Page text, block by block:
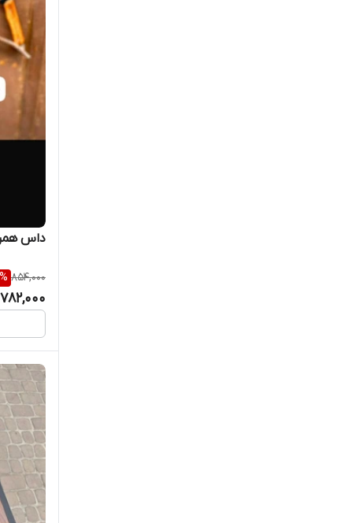
داس
854,000
%
782,000